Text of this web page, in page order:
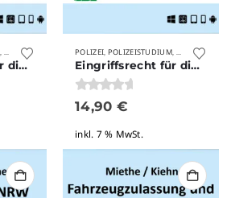
UNKATEGORISIERT ,VERLAG DEUTSCHE POLIZEILITERATUR
Eingriffsrecht für die Polizeiausbildung
POLIZEI POLIZEISTUDIUM,
Eingriffsrecht für die Polizeiausbildung HS 2 und HS 3
0von 5
14,90 €
inkl. 7 % MwSt.